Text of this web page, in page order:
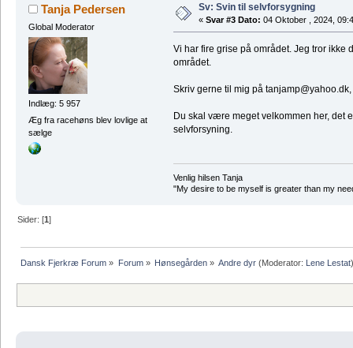
Tanja Pedersen
Global Moderator
Indlæg: 5 957
Æg fra racehøns blev lovlige at
sælge
Sv: Svin til selvforsygning
« Svar #3 Dato: 04 Oktober , 2024,
Vi har fire grise på området. Jeg tror ikke
området.
Skriv gerne til mig på
Du skal være meget velkommen her, det
selvforsyning.
Venlig hilsen Tanja
"My desire to be myself is greater than my
Sider: [1]
Dansk Fjerkræ Forum » Forum» Hønsegården» Andre dyr (Moderator: Lene Lestat